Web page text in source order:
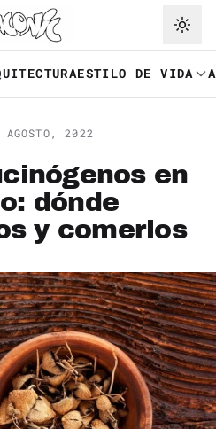
ESTILO DE VIDA
AGOSTO, 2022
en
dónde
y comerlos